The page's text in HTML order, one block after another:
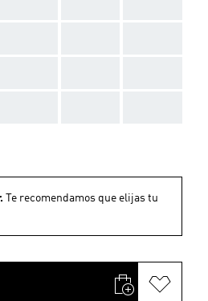
Te recomendamos que elijas tu